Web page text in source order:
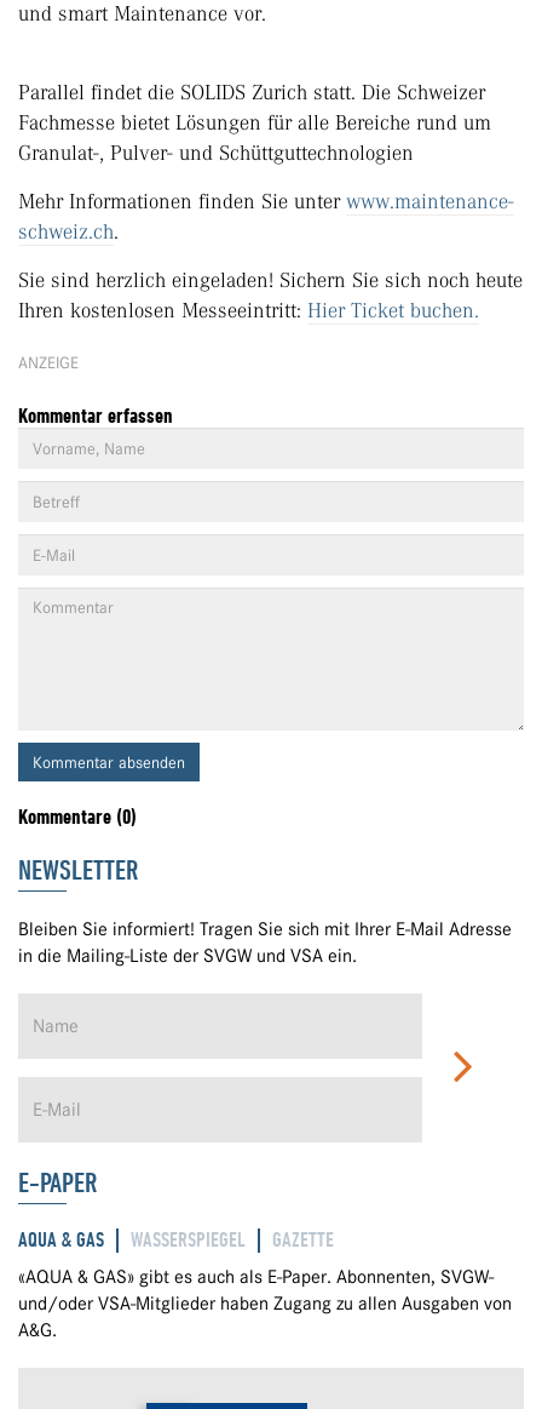
und smart Maintenance vor.
Parallel findet die SOLIDS Zurich statt. Die Schweizer
Fachmesse bietet Lösungen für alle Bereiche rund um
Granulat-, Pulver- und Schüttguttechnologien
Mehr Informationen finden Sie unter www.maintenance-
schweiz.ch.
Sie sind herzlich eingeladen! Sichern Sie sich noch heute
Ihren kostenlosen Messeeintritt: Hier Ticket buchen.
ANZEIGE
Kommentar erfassen
Kommentar absenden
Kommentare (0)
NEWSLETTER
Bleiben Sie informiert! Tragen Sie sich mit Ihrer E-Mail Adresse
in die Mailing-Liste der SVGW und VSA ein.
E-PAPER
AQUA & GAS WASSERSPIEGEL GAZETTE
«AQUA & GAS» gibt es auch als E-Paper. Abonnenten, SVGW-
und/oder VSA-Mitglieder haben Zugang zu allen Ausgaben von
A&G.